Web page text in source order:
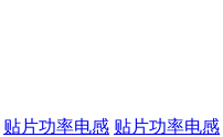
贴片功率电感 贴片功率电感